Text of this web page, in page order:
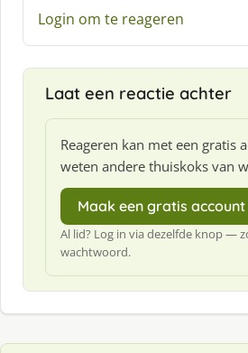
e
:
Login om te reageren
Laat een reactie achter
Reageren kan met een gratis
weten andere thuiskoks van
Maak een gratis account
Al lid? Log in via dezelfde knop —
wachtwoord.